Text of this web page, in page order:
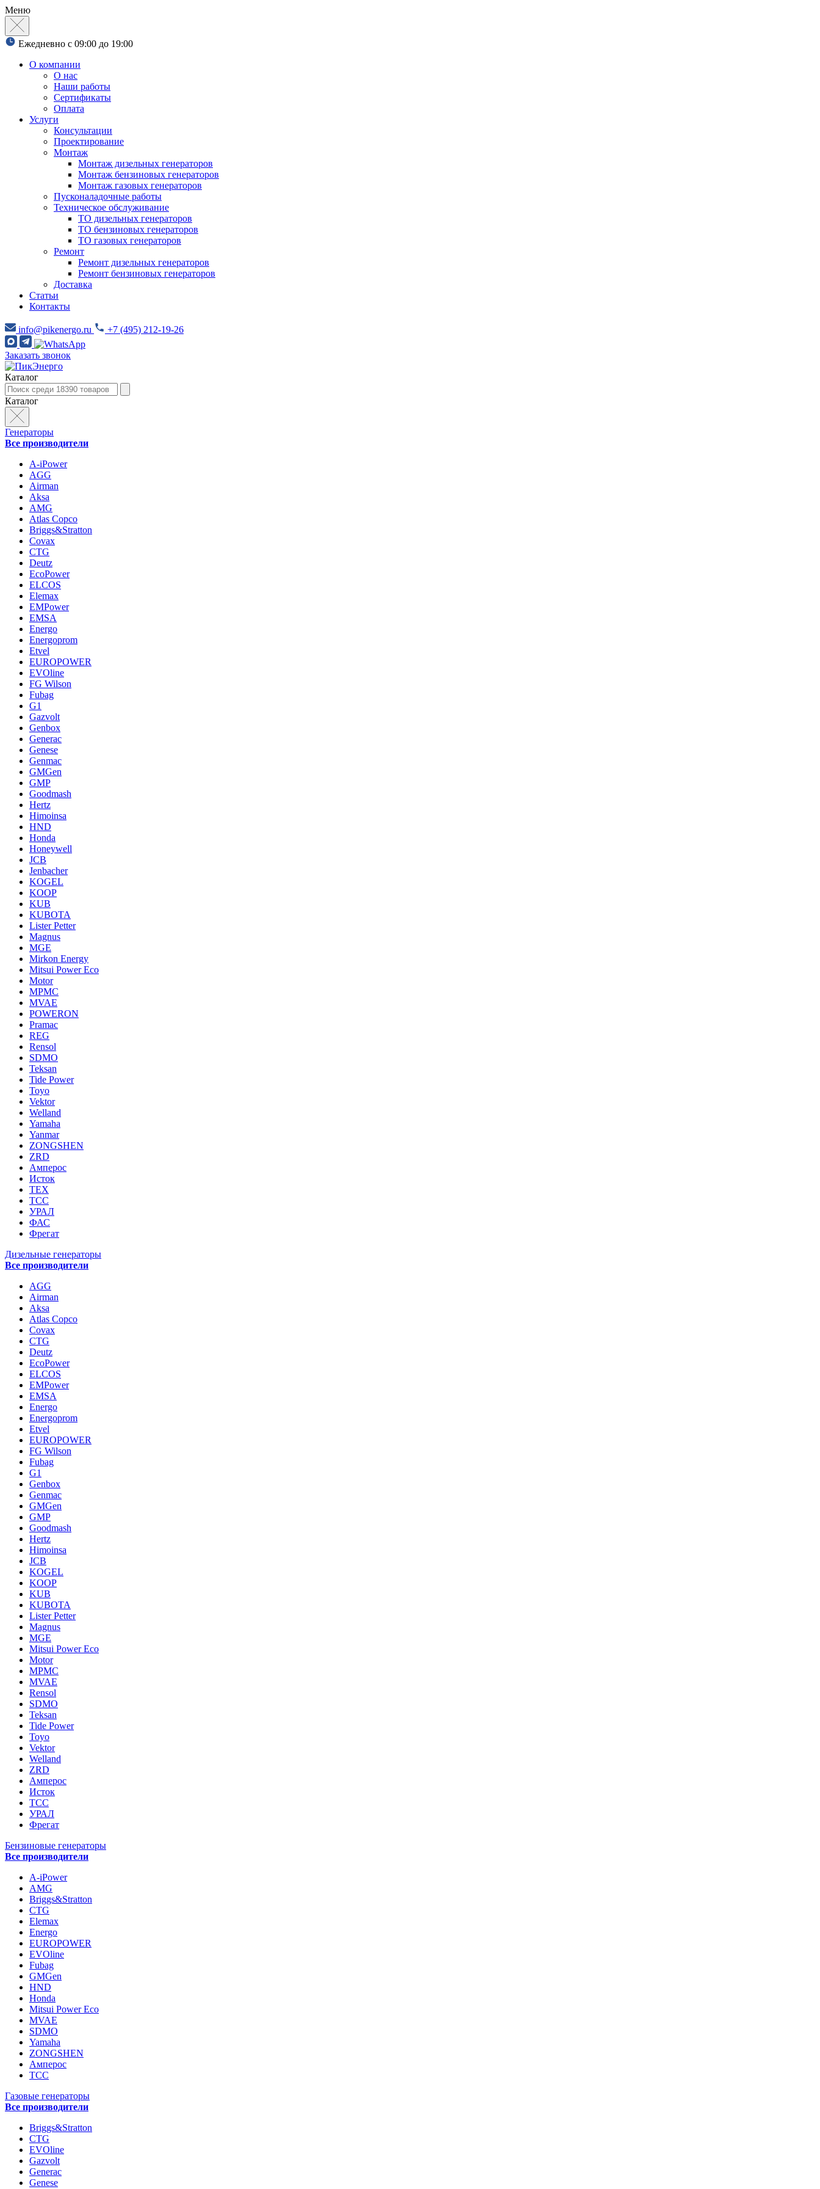
Меню
Ежедневно с 09:00 до 19:00
О компании
О нас
Наши работы
Сертификаты
Оплата
Услуги
Консультации
Проектирование
Монтаж
Монтаж дизельных генераторов
Монтаж бензиновых генераторов
Монтаж газовых генераторов
Пусконаладочные работы
Техническое обслуживание
ТО дизельных генераторов
ТО бензиновых генераторов
ТО газовых генераторов
Ремонт
Ремонт дизельных генераторов
Ремонт бензиновых генераторов
Доставка
Статьи
Контакты
info@pikenergo.ru +7 (495) 212-19-26
Заказать звонок
Каталог
Каталог
Генераторы
Все производители
A-iPower
AGG
Airman
Aksa
AMG
Atlas Copco
Briggs&Stratton
Covax
CTG
Deutz
EcoPower
ELCOS
Elemax
EMPower
EMSA
Energo
Energoprom
Etvel
EUROPOWER
EVOline
FG Wilson
Fubag
G1
Gazvolt
Genbox
Generac
Genese
Genmac
GMGen
GMP
Goodmash
Hertz
Himoinsa
HND
Honda
Honeywell
JCB
Jenbacher
KOGEL
KOOP
KUB
KUBOTA
Lister Petter
Magnus
MGE
Mirkon Energy
Mitsui Power Eco
Motor
MPMC
MVAE
POWERON
Pramac
REG
Rensol
SDMO
Teksan
Tide Power
Toyo
Vektor
Welland
Yamaha
Yanmar
ZONGSHEN
ZRD
Амперос
Исток
ТЕХ
ТСС
УРАЛ
ФАС
Фрегат
Дизельные генераторы
Все производители
AGG
Airman
Aksa
Atlas Copco
Covax
CTG
Deutz
EcoPower
ELCOS
EMPower
EMSA
Energo
Energoprom
Etvel
EUROPOWER
FG Wilson
Fubag
G1
Genbox
Genmac
GMGen
GMP
Goodmash
Hertz
Himoinsa
JCB
KOGEL
KOOP
KUB
KUBOTA
Lister Petter
Magnus
MGE
Mitsui Power Eco
Motor
MPMC
MVAE
Rensol
SDMO
Teksan
Tide Power
Toyo
Vektor
Welland
ZRD
Амперос
Исток
ТСС
УРАЛ
Фрегат
Бензиновые генераторы
Все производители
A-iPower
AMG
Briggs&Stratton
CTG
Elemax
Energo
EUROPOWER
EVOline
Fubag
GMGen
HND
Honda
Mitsui Power Eco
MVAE
SDMO
Yamaha
ZONGSHEN
Амперос
ТСС
Газовые генераторы
Все производители
Briggs&Stratton
CTG
EVOline
Gazvolt
Generac
Genese